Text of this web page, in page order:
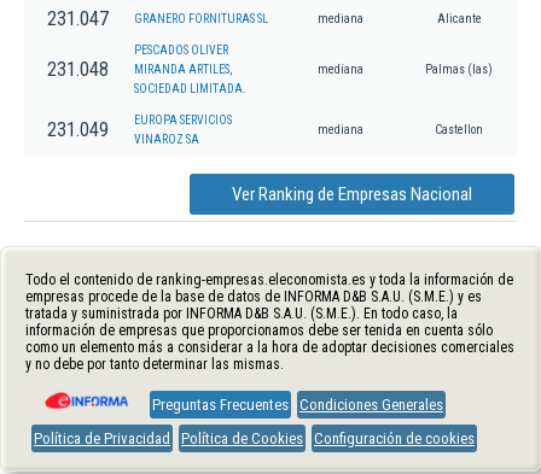
231.047 GRANERO FORNITURAS SL mediana Alicante
231.048
PESCADOS OLIVER
MIRANDA ARTILES,
SOCIEDAD LIMITADA.
mediana Palmas (las)
231.049
EUROPA SERVICIOS
VINAROZ SA
mediana Castellon
Ver Ranking de Empresas Nacional
Todo el contenido de ranking-empresas.eleconomista.es y toda la información de
empresas procede de la base de datos de INFORMA D&B S.A.U. (S.M.E.) y es
tratada y suministrada por INFORMA D&B S.A.U. (S.M.E.). En todo caso, la
información de empresas que proporcionamos debe ser tenida en cuenta sólo
como un elemento más a considerar a la hora de adoptar decisiones comerciales
y no debe por tanto determinar las mismas.
Preguntas Frecuentes Condiciones Generales
Política de Privacidad
Política de Cookies Configuración de cookies